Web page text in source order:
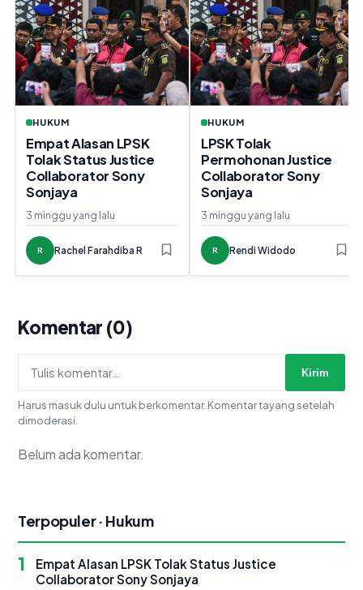
HUKUM
Empat Alasan LPSK
Tolak Status Justice
Collaborator Sony
Sonjaya
3 minggu yang lalu
R Rachel Farahdiba R
HUKUM
LPSK Tolak
Permohonan Justice
Collaborator Sony
Sonjaya
3 minggu yang lalu
R Rendi Widodo
Komentar (0)
Kirim
Harus masuk dulu untuk berkomentar. Komentar tayang setelah
dimoderasi.
Belum ada komentar.
Terpopuler · Hukum
1
Empat Alasan LPSK Tolak Status Justice
Collaborator Sony Sonjaya